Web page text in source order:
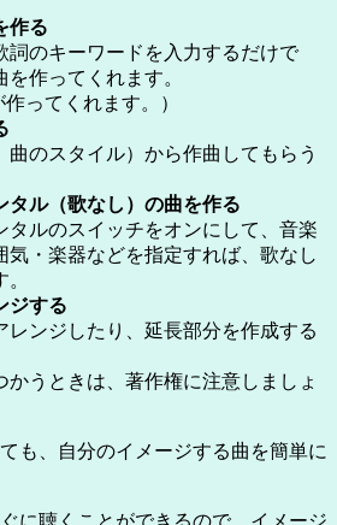
作る
詞のキーワードを入力するだけで
を作ってくれます。
作ってくれます。）
曲のスタイル）から作曲してもらう
タル（歌なし）の曲を作る
タルのスイッチをオンにして、音楽
気・楽器などを指定すれば、歌なし
ジする
レンジしたり、延長部分を作成する
かうときは、著作権に注意しましょ
も、自分のイメージする曲を簡単に
に聴くことができるので、イメージ